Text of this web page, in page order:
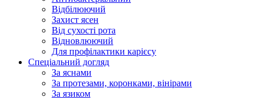
Відбілюючий
Захист ясен
Від сухості рота
Відновлюючий
Для профілактики карієсу
Спеціальний догляд
За яснами
За протезами, коронками, вінірами
За язиком